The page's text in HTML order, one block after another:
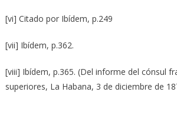
[vi] Citado por Ibídem, p.249
[vii] Ibídem, p.362.
[viii] Ibídem, p.365. (Del informe del cónsul
superiores, La Habana, 3 de diciembre de